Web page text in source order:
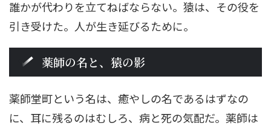
誰かが代わりを立てねばならない。猿は、その役を
引き受けた。人が生き延びるために。
薬師の名と、猿の影
薬師堂町という名は、癒やしの名であるはずなの
に、耳に残るのはむしろ、病と死の気配だ。薬師は